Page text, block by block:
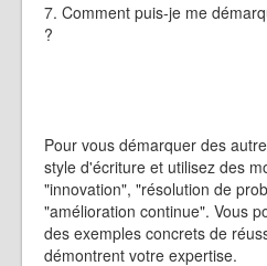
7. Comment puis-je me
?
Pour vous démarquer des
style d'écriture et utilisez des
"innovation", "résolution de
"amélioration continue". Vous
des exemples concrets de
démontrent votre expertise.